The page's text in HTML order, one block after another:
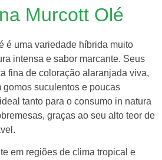
Murcott Olé
é uma variedade híbrida muito
intensa e sabor marcante. Seus
fina de coloração alaranjada viva,
gomos suculentos e poucas
tanto para o consumo in natura
graças ao seu alto teor de
em regiões de clima tropical e